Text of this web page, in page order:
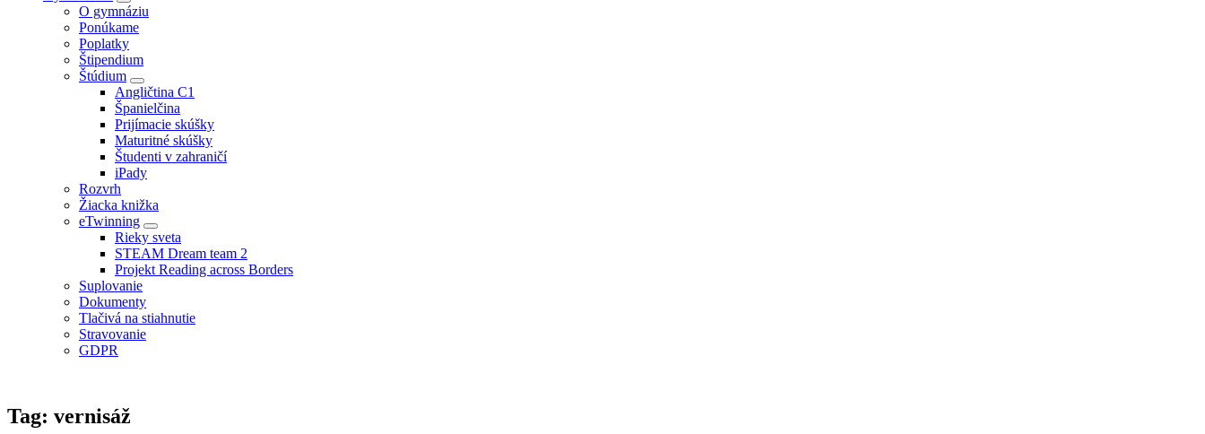
O gymnáziu
Ponúkame
Poplatky
Štipendium
Štúdium
Angličtina C1
Španielčina
Prijímacie skúšky
Maturitné skúšky
Študenti v zahraničí
iPady
Rozvrh
Žiacka knižka
eTwinning
Rieky sveta
STEAM Dream team 2
Projekt Reading across Borders
Suplovanie
Dokumenty
Tlačivá na stiahnutie
Stravovanie
GDPR
Tag: vernisáž